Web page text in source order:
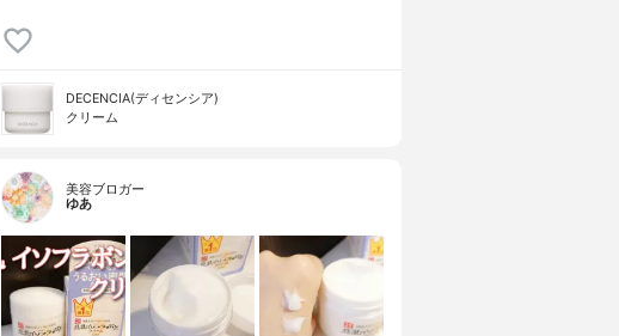
DECENCIA(ディセンシア)
クリーム
美容ブロガー
ゆあ